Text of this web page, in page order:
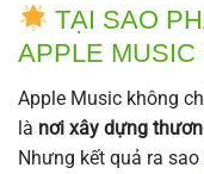
TẠI SAO
APPLE
Apple Music không
là nơi xây dựng
Nhưng kết quả ra